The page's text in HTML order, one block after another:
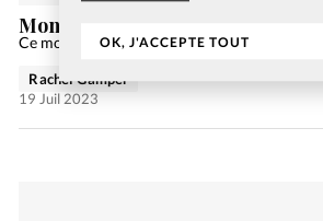
OK, J'ACCEPTE TOUT
Mon témoignage en 2’
Ce mois-ci, Saraswati partage son témoignage.
Rachel Gamper
19 Juil 2023